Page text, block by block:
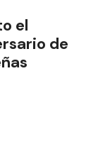
el
de